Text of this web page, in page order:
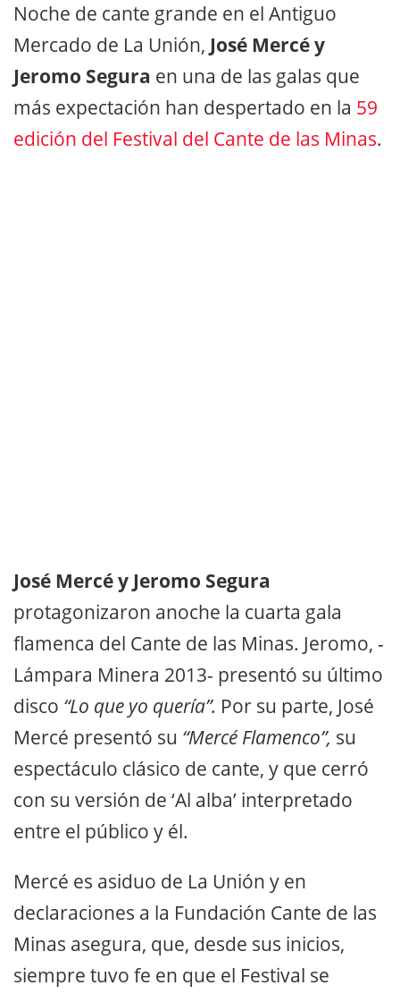
Noche de cante grande en el Antiguo
Mercado de La Unión, José Mercé y
Jeromo Segura en una de las galas que
más expectación han despertado en la 59
edición del Festival del Cante de las Minas.
José Mercé y Jeromo Segura
protagonizaron anoche la cuarta gala
flamenca del Cante de las Minas. Jeromo, -
Lámpara Minera 2013- presentó su último
disco “Lo que yo quería”. Por su parte, José
Mercé presentó su “Mercé Flamenco”, su
espectáculo clásico de cante, y que cerró
con su versión de ‘Al alba’ interpretado
entre el público y él.
Mercé es asiduo de La Unión y en
declaraciones a la Fundación Cante de las
Minas asegura, que, desde sus inicios,
siempre tuvo fe en que el Festival se